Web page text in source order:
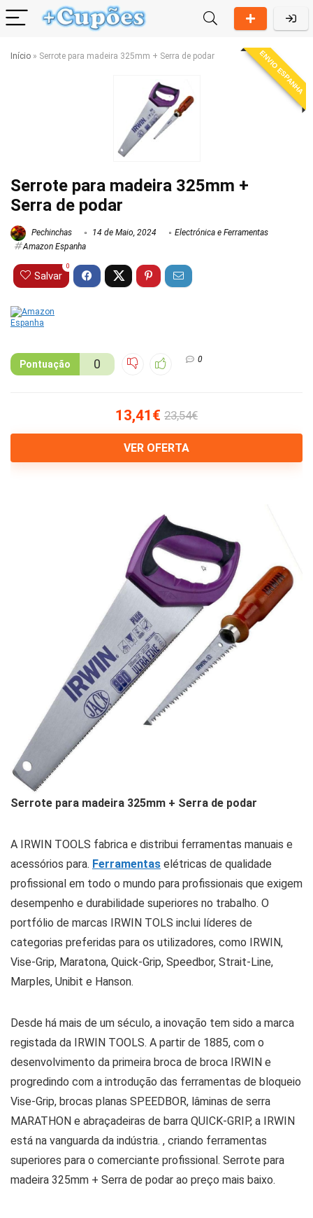
Início » Serrote para madeira 325mm + Serra de podar ENVIO ESPANHA
Serrote para madeira 325mm +
Serra de podar
Pechinchas 14 de Maio, 2024
Electrónica e Ferramentas
Amazon Espanha
Salvar
0
Pontuação 0 0
13,41€ 23,54€
VER OFERTA
Serrote para madeira 325mm + Serra de podar
A IRWIN TOOLS fabrica e distribui ferramentas manuais e
acessórios para. Ferramentas elétricas de qualidade
profissional em todo o mundo para profissionais que exigem
desempenho e durabilidade superiores no trabalho. O
portfólio de marcas IRWIN TOLS inclui líderes de
categorias preferidas para os utilizadores, como IRWIN,
Vise-Grip, Maratona, Quick-Grip, Speedbor, Strait-Line,
Marples, Unibit e Hanson.
Desde há mais de um século, a inovação tem sido a marca
registada da IRWIN TOOLS. A partir de 1885, com o
desenvolvimento da primeira broca de broca IRWIN e
progredindo com a introdução das ferramentas de bloqueio
Vise-Grip, brocas planas SPEEDBOR, lâminas de serra
MARATHON e abraçadeiras de barra QUICK-GRIP, a IRWIN
está na vanguarda da indústria. , criando ferramentas
superiores para o comerciante profissional. Serrote para
madeira 325mm + Serra de podar ao preço mais baixo.